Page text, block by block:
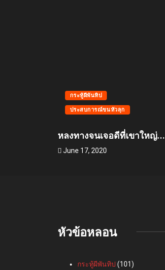
กระทู้ผีพันทิป
ประสบการณ์ขนหัวลุก
หลงทางจนเจอดีที่เขาใหญ่…
June 17, 2020
หัวข้อหลอน
กระทู้ผีพันทิป (101)